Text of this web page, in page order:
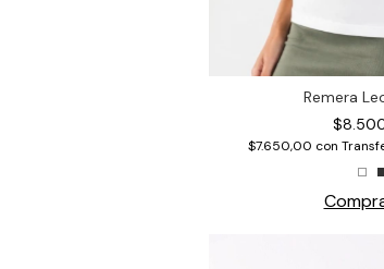
Remera
$7.650,00 con